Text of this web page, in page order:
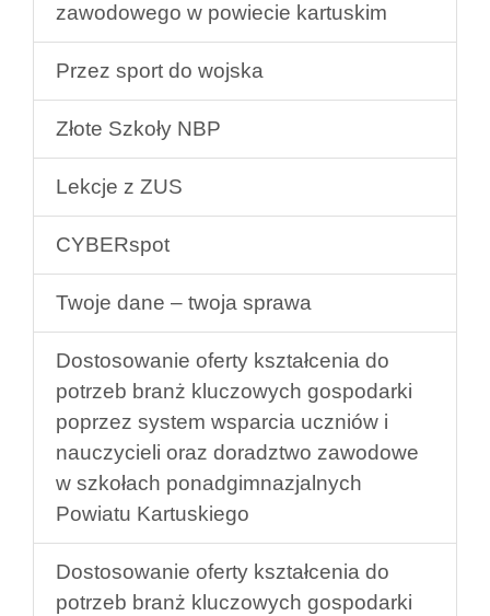
zawodowego w powiecie kartuskim
Przez sport do wojska
Złote Szkoły NBP
Lekcje z ZUS
CYBERspot
Twoje dane – twoja sprawa
Dostosowanie oferty kształcenia do
potrzeb branż kluczowych gospodarki
poprzez system wsparcia uczniów i
nauczycieli oraz doradztwo zawodowe
w szkołach ponadgimnazjalnych
Powiatu Kartuskiego
Dostosowanie oferty kształcenia do
potrzeb branż kluczowych gospodarki